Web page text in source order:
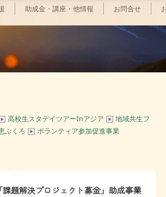
助成金・講座・他情報 お問合せ
高校生スタデイツアーInアジア
地域共生フ
ぶくろ ボランティア参加促進事業